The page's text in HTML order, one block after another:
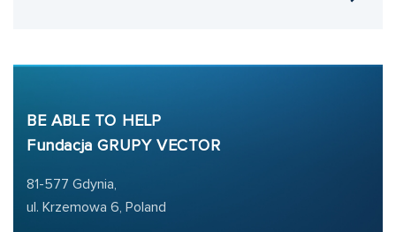
BE ABLE TO HELP
Fundacja GRUPY VECTOR
81-577 Gdynia,
ul. Krzemowa 6, Poland